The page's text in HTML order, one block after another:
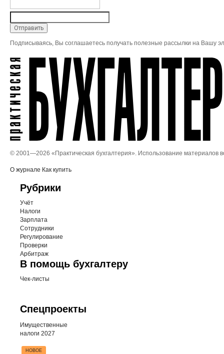
Подписываясь, Вы соглашаетесь получать полезные рассылки на Вашу
© 2001—2026 «Практическая бухгалтерия». Использование
О журнале Как купить
Рубрики
Учёт
Налоги
Зарплата
Сотрудники
Регулирование
Проверки
Арбитраж
В помощь бухгалтеру
Чек-листы
Спецпроекты
Имущественные
налоги 2027
НОВОЕ